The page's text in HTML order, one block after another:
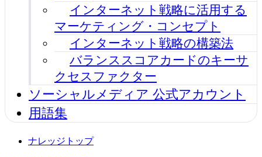
インターネット戦略に活用する
マーケティング・コンセプト
インターネット戦略の構築法
バランススコアカードのキーサ
クセスファクター
ソーシャルメディア 公式アカウント
用語集
ナレッジトップ